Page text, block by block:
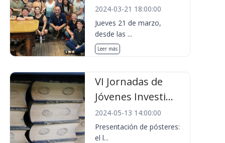
2024-03-21 18:00:00
Jueves 21 de marzo,
desde las ...
Leer más
VI Jornadas de
Jóvenes Investi...
2024-05-13 14:00:00
Presentación de pósteres:
el l...